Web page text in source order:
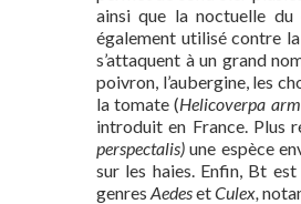
ainsi que la noctuelle du
également utilisé contre
s’attaquent à un grand
poivron, l’aubergine, les
la tomate (Helicoverpa
introduit en France. Plus
perspectalis) une espèce
sur les haies. Enfin, Bt
genres AedesetCulex,